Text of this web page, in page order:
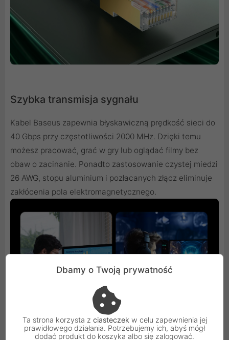
Szybka transmisja sygnału
Kabel Baseus zapewnia błyskawiczną prędkość sieci do
40 Gbps przy częstotliwości 2000 MHz. Dzięki temu
możesz pracować, grać w gry lub oglądać filmy bez
obaw o zacinanie. Ponadto zastosowanie czystej miedzi
26 AWG, stopu aluminium i pozłacanych złącz eliminuje
zakłócenia pola elektromagnetycznego.
Dbamy o Twoją prywatność
Ta strona korzysta z ciasteczek w celu zapewnienia jej
prawidłowego działania. Potrzebujemy ich, abyś mógł
dodać produkt do koszyka albo się zalogować.